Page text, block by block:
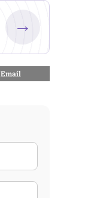
→
Email